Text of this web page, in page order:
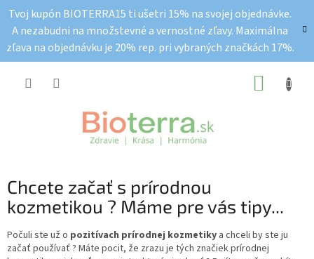
obsah
Tvoj kupón BIOTERRA15 ti ušetri 15% na svojej objednávke.
A nezabudni na množstevné a vernostné zľavy. Maximálna
zľava na objednávku je 20% rep. pri vybraných značkách 17%.
Chcete začať s prírodnou
kozmetikou ? Máme pre vás tipy...
Počuli ste už o pozitívach prírodnej kozmetiky a chceli by ste ju
začať používať ? Máte pocit, že zrazu je tých značiek prírodnej